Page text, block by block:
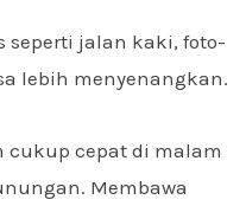
jalan kaki, foto-
lebih menyenangkan.
cukup cepat di malam
Membawa